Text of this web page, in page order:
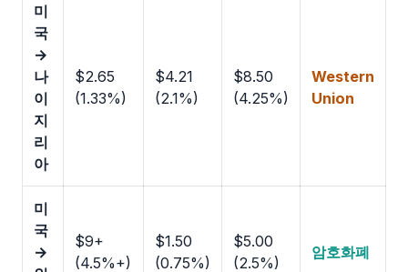
미
국
→
나
이
지
리
아
$2.65
(1.33%)
$4.21
(2.1%)
$8.50
(4.25%)
Western
Union
미
국
→
$9+
(4.5%+)
$1.50
(0.75%)
$5.00
(2.5%)
암호화폐